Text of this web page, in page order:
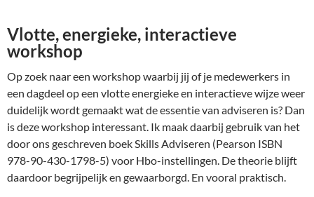
Vlotte, energieke, interactieve
workshop
Op zoek naar een workshop waarbij jij of je medewerkers in
een dagdeel op een vlotte energieke en interactieve wijze weer
duidelijk wordt gemaakt wat de essentie van adviseren is? Dan
is deze workshop interessant. Ik maak daarbij gebruik van het
door ons geschreven boek Skills Adviseren (Pearson ISBN
978-90-430-1798-5) voor Hbo-instellingen. De theorie blijft
daardoor begrijpelijk en gewaarborgd. En vooral praktisch.